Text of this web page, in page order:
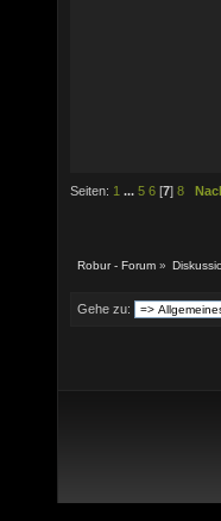
Seiten: 1 ... 5 6 [7] 8
Robur - Forum »
Gehe zu: